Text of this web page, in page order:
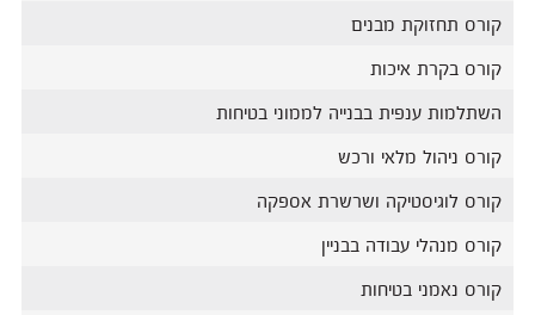
קורס תחזוקת מבנים
קורס בקרת איכות
השתלמות ענפית בבנייה לממוני בטיחות
קורס ניהול מלאי ורכש
קורס לוגיסטיקה ושרשרת אספקה
קורס מנהלי עבודה בבניין
קורס נאמני בטיחות